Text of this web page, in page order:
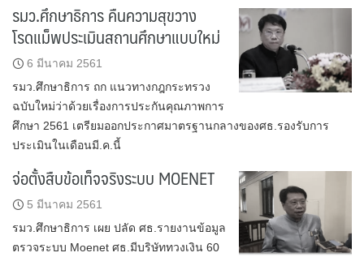
รมว.ศึกษาธิการ คืนความสุขวาง
โรดแม็พประเมินสถานศึกษาแบบใหม่
6 มีนาคม 2561
รมว.ศึกษาธิการ ถก แนวทางกฎกระทรวง
ฉบับใหม่ว่าด้วยเรื่องการประกันคุณภาพการ
ศึกษา 2561 เตรียมออกประกาศมาตรฐานกลางของศธ.รองรับการ
ประเมินในเดือนมี.ค.นี้
จ่อตั้งสืบข้อเท็จจริงระบบ MOENET
5 มีนาคม 2561
รมว.ศึกษาธิการ เผย ปลัด ศธ.รายงานข้อมูล
ตรวจระบบ Moenet ศธ.มีบริษัททวงเงิน 60